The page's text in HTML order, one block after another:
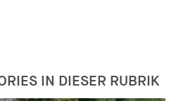
IN DIESER RUBRIK